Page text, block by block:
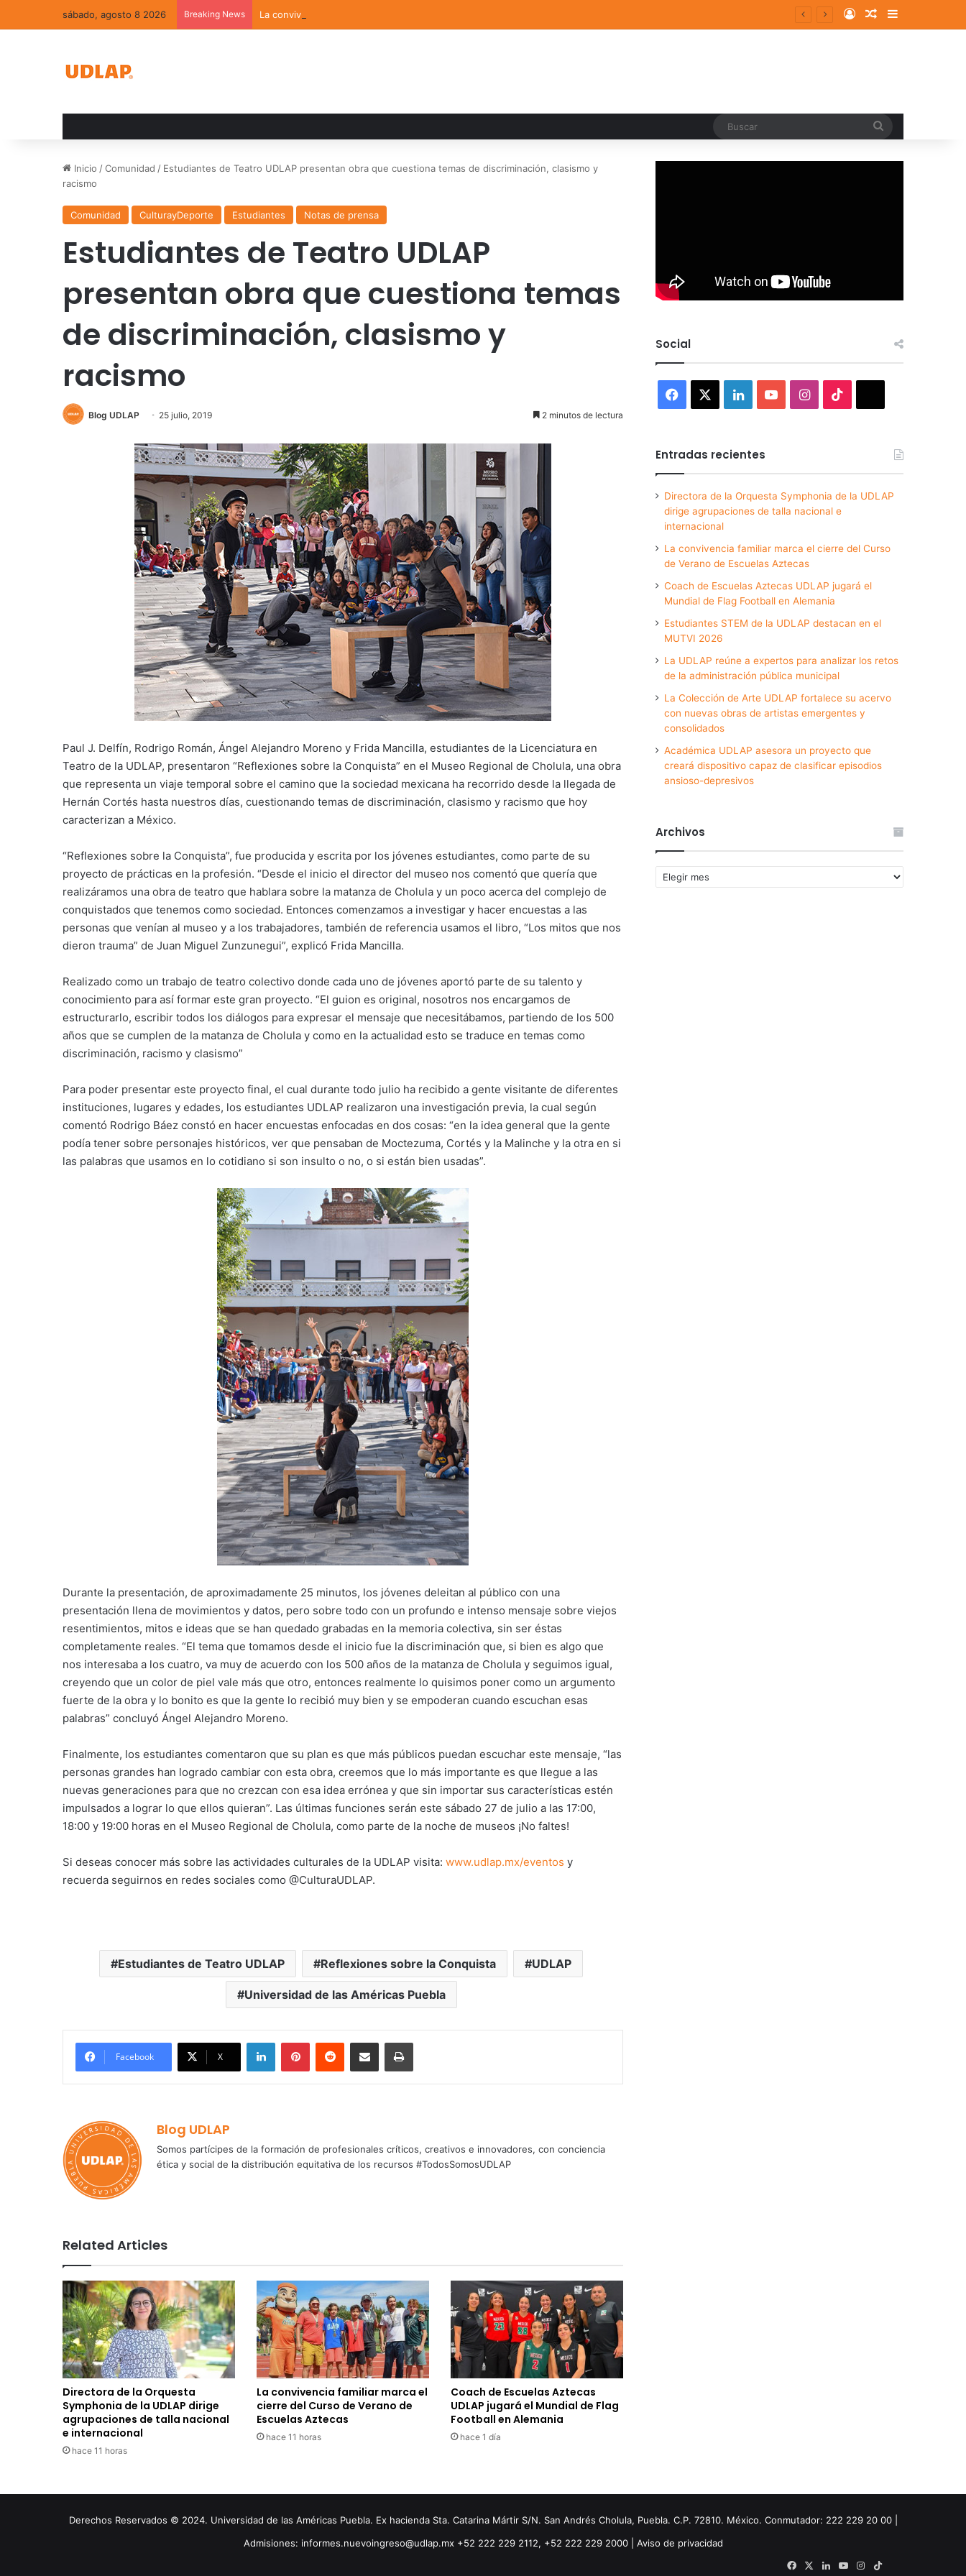
sábado, agosto 8 2026 Breaking News La convivencia familiar marca el cierre del Curso de Verano de Escuelas Aztecas Log InRandom Article
Sidebar
Inicio /Comunidad / Estudiantes de Teatro UDLAP presentan obra que cuestiona temas de discriminación, clasismo y
racismo
Comunidad CulturayDeporte Estudiantes Notas de prensa
Estudiantes de Teatro UDLAP
presentan obra que cuestiona temas
de discriminación, clasismo y
racismo
Blog UDLAP 25 julio, 2019 2 minutos de lectura
Paul J. Delfín, Rodrigo Román, Ángel Alejandro Moreno y Frida Mancilla, estudiantes de la Licenciatura en
Teatro de la UDLAP, presentaron “Reflexiones sobre la Conquista” en el Museo Regional de Cholula, una obra
que representa un viaje temporal sobre el camino que la sociedad mexicana ha recorrido desde la llegada de
Hernán Cortés hasta nuestros días, cuestionando temas de discriminación, clasismo y racismo que hoy
caracterizan a México.
“Reflexiones sobre la Conquista”, fue producida y escrita por los jóvenes estudiantes, como parte de su
proyecto de prácticas en la profesión. “Desde el inicio el director del museo nos comentó que quería que
realizáramos una obra de teatro que hablara sobre la matanza de Cholula y un poco acerca del complejo de
conquistados que tenemos como sociedad. Entonces comenzamos a investigar y hacer encuestas a las
personas que venían al museo y a los trabajadores, también de referencia usamos el libro, “Los mitos que nos
dieron trauma” de Juan Miguel Zunzunegui”, explicó Frida Mancilla.
Realizado como un trabajo de teatro colectivo donde cada uno de jóvenes aportó parte de su talento y
conocimiento para así formar este gran proyecto. “El guion es original, nosotros nos encargamos de
estructurarlo, escribir todos los diálogos para expresar el mensaje que necesitábamos, partiendo de los 500
años que se cumplen de la matanza de Cholula y como en la actualidad esto se traduce en temas como
discriminación, racismo y clasismo”
Para poder presentar este proyecto final, el cual durante todo julio ha recibido a gente visitante de diferentes
instituciones, lugares y edades, los estudiantes UDLAP realizaron una investigación previa, la cual según
comentó Rodrigo Báez constó en hacer encuestas enfocadas en dos cosas: “en la idea general que la gente
podía tener sobre personajes históricos, ver que pensaban de Moctezuma, Cortés y la Malinche y la otra en si
las palabras que usamos en lo cotidiano si son insulto o no, o si están bien usadas”.
Durante la presentación, de aproximadamente 25 minutos, los jóvenes deleitan al público con una
presentación llena de movimientos y datos, pero sobre todo con un profundo e intenso mensaje sobre viejos
resentimientos, mitos e ideas que se han quedado grabadas en la memoria colectiva, sin ser éstas
completamente reales. “El tema que tomamos desde el inicio fue la discriminación que, si bien es algo que
nos interesaba a los cuatro, va muy de acuerdo con los 500 años de la matanza de Cholula y seguimos igual,
creyendo que un color de piel vale más que otro, entonces realmente lo quisimos poner como un argumento
fuerte de la obra y lo bonito es que la gente lo recibió muy bien y se empoderan cuando escuchan esas
palabras” concluyó Ángel Alejandro Moreno.
Finalmente, los estudiantes comentaron que su plan es que más públicos puedan escuchar este mensaje, “las
personas grandes han logrado cambiar con esta obra, creemos que lo más importante es que llegue a las
nuevas generaciones para que no crezcan con esa idea errónea y que sin importar sus características estén
impulsados a lograr lo que ellos quieran”. Las últimas funciones serán este sábado 27 de julio a las 17:00,
18:00 y 19:00 horas en el Museo Regional de Cholula, como parte de la noche de museos ¡No faltes!
Si deseas conocer más sobre las actividades culturales de la UDLAP visita: www.udlap.mx/eventos y
recuerda seguirnos en redes sociales como @CulturaUDLAP.
Estudiantes de Teatro UDLAP Reflexiones sobre la Conquista UDLAP
Universidad de las Américas Puebla
Facebook X
LinkedInPinterestReddit Share via Email Print
Blog UDLAP
Somos partícipes de la formación de profesionales críticos, creativos e innovadores, con conciencia
ética y social de la distribución equitativa de los recursos #TodosSomosUDLAP
Related Articles
Directora de la Orquesta
Symphonia de la UDLAP dirige
agrupaciones de talla nacional
e internacional
hace 11 horas
La convivencia familiar marca el
cierre del Curso de Verano de
Escuelas Aztecas
hace 11 horas
Coach de Escuelas Aztecas
UDLAP jugará el Mundial de Flag
Football en Alemania
hace 1 día
Social
Facebook LinkedInYouTubeInstagram
Entradas recientes
Directora de la Orquesta Symphonia de la UDLAP
dirige agrupaciones de talla nacional e
internacional
La convivencia familiar marca el cierre del Curso
de Verano de Escuelas Aztecas
Coach de Escuelas Aztecas UDLAP jugará el
Mundial de Flag Football en Alemania
Estudiantes STEM de la UDLAP destacan en el
MUTVI 2026
La UDLAP reúne a expertos para analizar los retos
de la administración pública municipal
La Colección de Arte UDLAP fortalece su acervo
con nuevas obras de artistas emergentes y
consolidados
Académica UDLAP asesora un proyecto que
creará dispositivo capaz de clasificar episodios
ansioso-depresivos
Archivos
Archivos
Derechos Reservados © 2024. Universidad de las Américas Puebla. Ex hacienda Sta. Catarina Mártir S/N. San Andrés Cholula, Puebla. C.P. 72810. México. Conmutador: 222 229 20 00 |
Admisiones: informes.nuevoingreso@udlap.mx +52 222 229 2112, +52 222 229 2000 | Aviso de privacidad
Facebook
X LinkedInYouTubeInstagram
TikTok